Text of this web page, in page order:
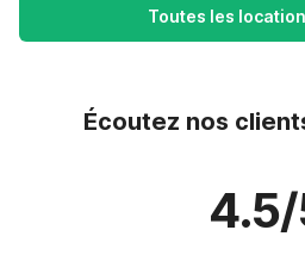
Toutes les
Écoutez nos